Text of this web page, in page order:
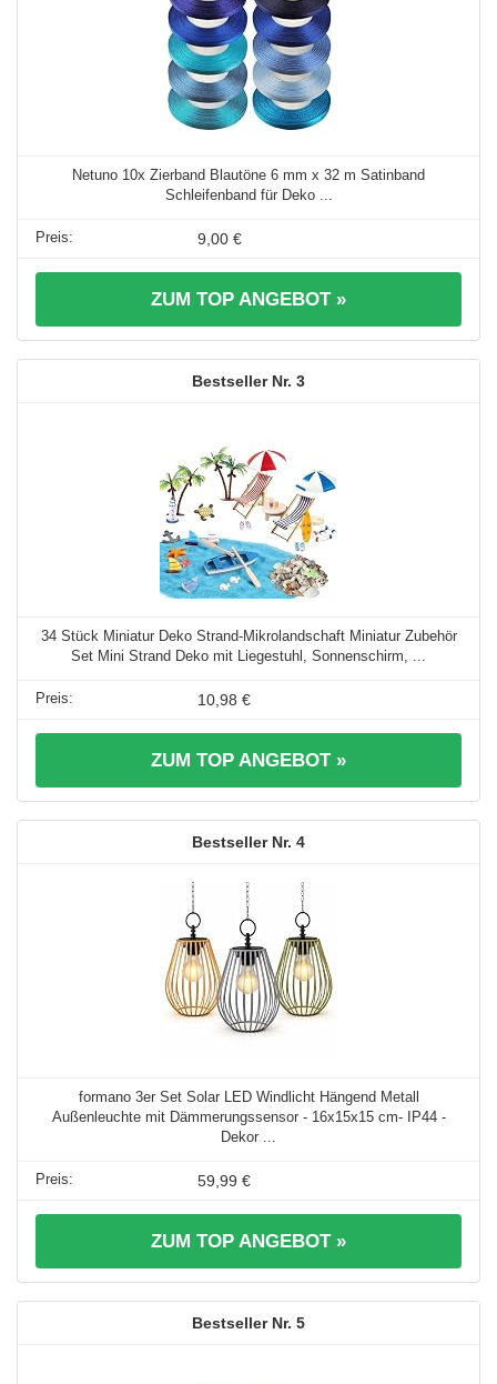
Netuno 10x Zierband Blautöne 6 mm x 32 m Satinband
Schleifenband für Deko ...
9,00 €
ZUM TOP ANGEBOT »
3
34 Stück Miniatur Deko Strand-Mikrolandschaft Miniatur Zubehör
Set Mini Strand Deko mit Liegestuhl, Sonnenschirm, ...
10,98 €
ZUM TOP ANGEBOT »
4
formano 3er Set Solar LED Windlicht Hängend Metall
Außenleuchte mit Dämmerungssensor - 16x15x15 cm- IP44 -
Dekor ...
59,99 €
ZUM TOP ANGEBOT »
5